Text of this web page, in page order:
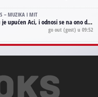
– MUZIKA I MIT
se na ono drugo autovanje...'senzualnost Waitsa' ;)
go out (gost) u 09:52